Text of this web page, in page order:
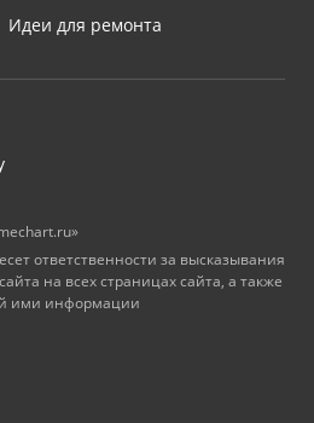
Идеи для ремонта
ответственности за высказывания
на всех страницах сайта, а также
ими информации